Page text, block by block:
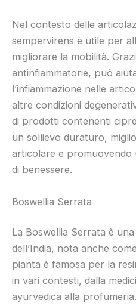
Nel contesto delle
sempervirens è utile per
migliorare la mobilità.
antinfiammatorie, può
l’infiammazione nelle
altre condizioni
di prodotti contenenti
un sollievo duraturo,
articolare e promuovendo
di benessere.
Boswellia Serrata
La Boswellia Serrata è
dell’India, nota anche
pianta è famosa per la
in vari contesti, dalla
ayurvedica alla